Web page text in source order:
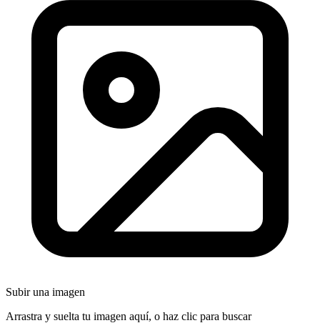
Subir una imagen
Arrastra y suelta tu imagen aquí, o haz clic para buscar